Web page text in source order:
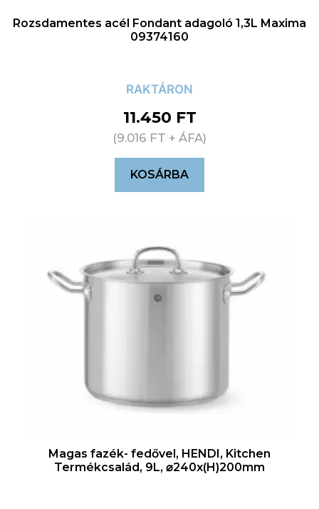
Rozsdamentes acél Fondant adagoló 1,3L Maxima
09374160
RAKTÁRON
11.450 FT
(9.016 FT + ÁFA)
KOSÁRBA
Magas fazék- fedővel, HENDI, Kitchen
Termékcsalád, 9L, ⌀240x(H)200mm